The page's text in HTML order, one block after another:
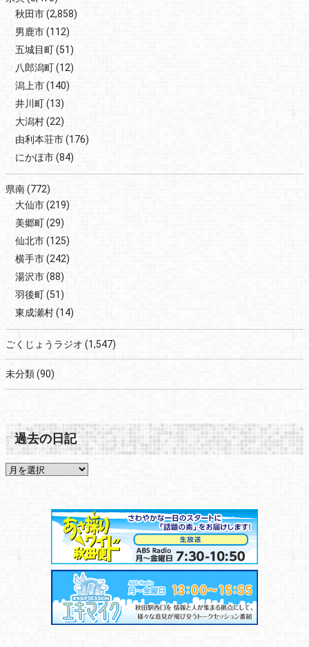
秋田市(2,858)
男鹿市(112)
五城目町(51)
八郎潟町(12)
潟上市(140)
井川町(13)
大潟村(22)
由利本荘市(176)
にかほ市(84)
県南(772)
大仙市(219)
美郷町(29)
仙北市(125)
横手市(242)
湯沢市(88)
羽後町(51)
東成瀬村(14)
ごくじょうラジオ (1,547)
未分類(90)
過去の日記